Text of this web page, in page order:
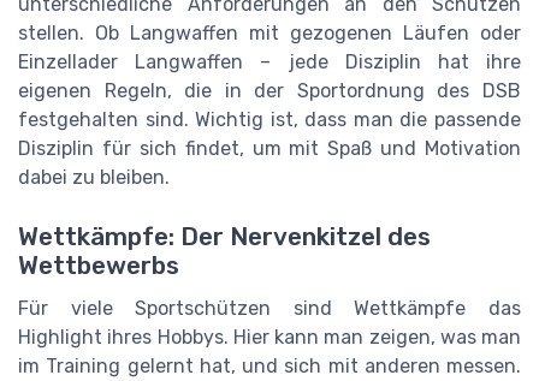
unterschiedliche Anforderungen an den Schützen
stellen. Ob Langwaffen mit gezogenen Läufen oder
Einzellader Langwaffen – jede Disziplin hat ihre
eigenen Regeln, die in der Sportordnung des DSB
festgehalten sind. Wichtig ist, dass man die passende
Disziplin für sich findet, um mit Spaß und Motivation
dabei zu bleiben.
Wettkämpfe: Der Nervenkitzel des
Wettbewerbs
Für viele Sportschützen sind Wettkämpfe das
Highlight ihres Hobbys. Hier kann man zeigen, was man
im Training gelernt hat, und sich mit anderen messen.